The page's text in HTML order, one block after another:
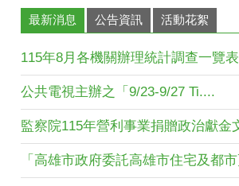
最新消息 公告資訊 活動花絮
115年8月各機關辦理統計調查一覽表
公共電視主辦之「9/23-9/27 Ti....